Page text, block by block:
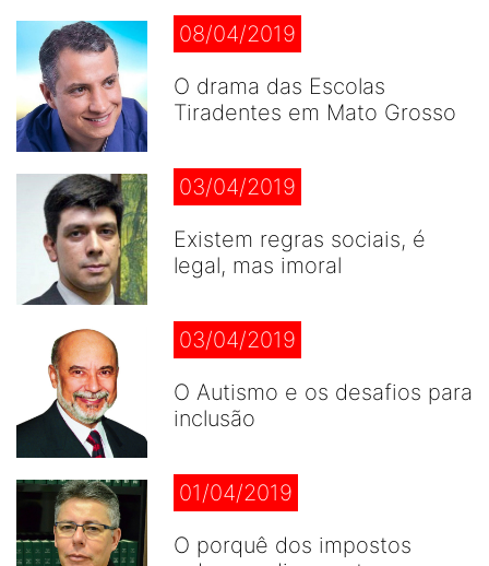
08/04/2019
O drama das Escolas
Tiradentes em Mato Grosso
03/04/2019
Existem regras sociais, é
legal, mas imoral
03/04/2019
O Autismo e os desafios para
inclusão
01/04/2019
O porquê dos impostos